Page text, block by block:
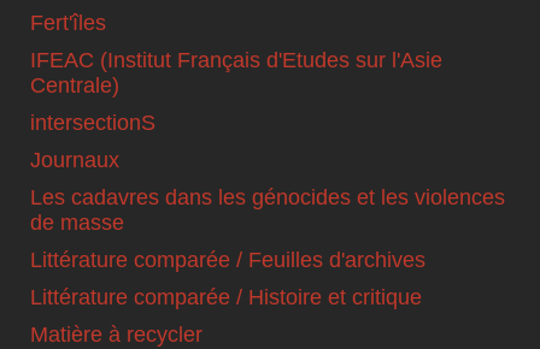
Fert'îles
IFEAC (Institut Français d'Etudes sur l'Asie
Centrale)
intersectionS
Journaux
Les cadavres dans les génocides et les violences
de masse
Littérature comparée / Feuilles d'archives
Littérature comparée / Histoire et critique
Matière à recycler